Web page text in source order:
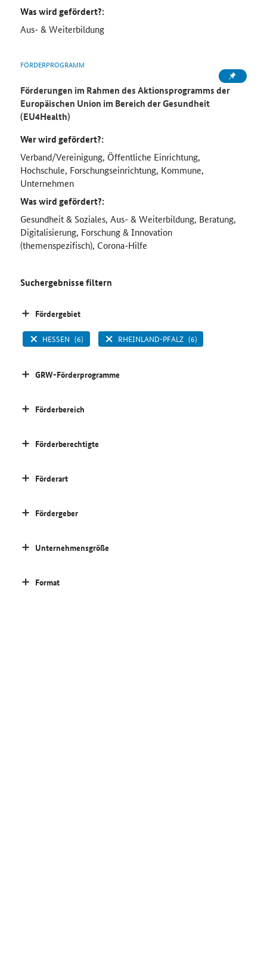
Was wird gefördert?:
Aus- & Weiterbildung
FÖRDERPROGRAMM
Förderungen im Rahmen des Aktionsprogramms der
Europäischen Union im Bereich der Gesundheit
(EU4Health)
Wer wird gefördert?:
Verband/Vereinigung, Öffentliche Einrichtung,
Hochschule, Forschungseinrichtung, Kommune,
Unternehmen
Was wird gefördert?:
Gesundheit & Soziales, Aus- & Weiterbildung, Beratung,
Digitalisierung, Forschung & Innovation
(themenspezifisch), Corona-Hilfe
Suchergebnisse filtern
Fördergebiet
HESSEN (6) RHEINLAND-PFALZ (6)
GRW-Förderprogramme
Förderbereich
Förderberechtigte
Förderart
Fördergeber
Unternehmensgröße
Format